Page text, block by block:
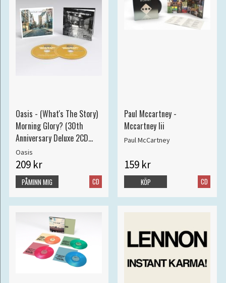
Oasis - (What's The Story)
Morning Glory? (30th
Anniversary Deluxe 2CD
edition)
Oasis
209 kr
CD
PÅMINN MIG
Paul Mccartney -
Mccartney Iii
Paul McCartney
159 kr
CD
KÖP